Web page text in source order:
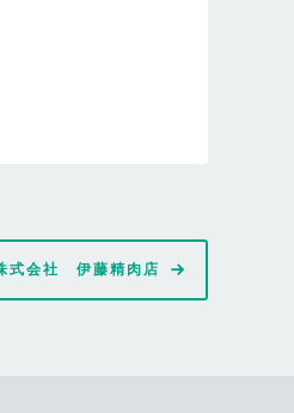
式会社 伊藤精肉店